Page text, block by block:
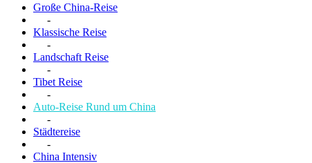
Große China-Reise
-
Klassische Reise
-
Landschaft Reise
-
Tibet Reise
-
Auto-Reise Rund um China
-
Städtereise
-
China Intensiv